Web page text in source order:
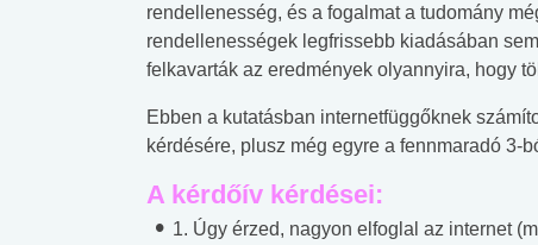
rendellenesség, és a fogalmat a tudomány
rendellenességek legfrissebb kiadásában
felkavarták az eredmények olyannyira, hogy
Ebben a kutatásban internetfüggőknek
kérdésére, plusz még egyre a fennmaradó 3-
A kérdőív kérdései:
1. Úgy érzed, nagyon elfoglal az internet